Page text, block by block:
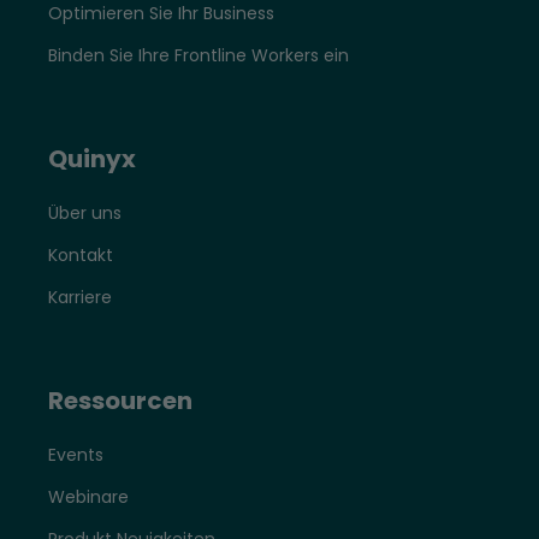
Optimieren Sie Ihr Business
Binden Sie Ihre Frontline Workers ein
Quinyx
Über uns
Kontakt
Karriere
Ressourcen
Events
Webinare